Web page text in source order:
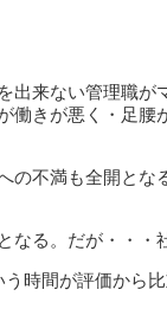
来ない管理職が
きが悪く・足腰
不満も全開とな
る。だが・・・
時間が評価から